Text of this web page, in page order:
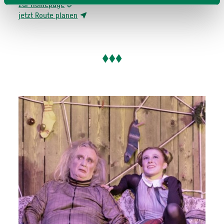
zur Homepage
jetzt Route planen